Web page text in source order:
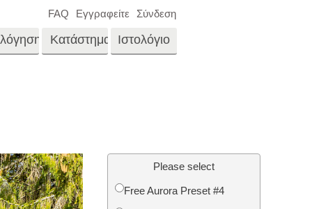
φωτογραφιών ακίνητης
περιουσίας
Κατάστημα
Επαγγελματικές
επικαλύψεις βίντεο
Ιστολόγιο
FAQ Εγγραφείτε Σύνδεση
Please select
Free Aurora Preset #4